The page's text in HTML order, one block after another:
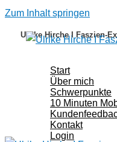
Zum Inhalt springen
Ulrike Hirche I Faszien-
Start
Über mich
Schwerpunkte
10 Minuten
Kontakt
Login